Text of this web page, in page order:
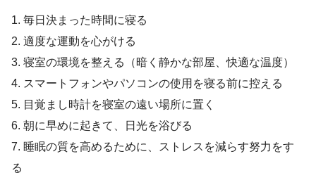
1. 毎日決まった時間に寝る
2. 適度な運動を心がける
3. 寝室の環境を整える（暗く静かな部屋、快適な温度）
4. スマートフォンやパソコンの使用を寝る前に控える
5. 目覚まし時計を寝室の遠い場所に置く
6. 朝に早めに起きて、日光を浴びる
7. 睡眠の質を高めるために、ストレスを減らす努力をす
る